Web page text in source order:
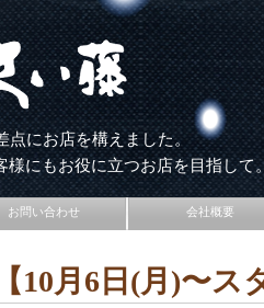
点にお店を構えました。
様にもお役に立つお店を目指して
お問い合わせ 会社概要
10月6日(月)〜